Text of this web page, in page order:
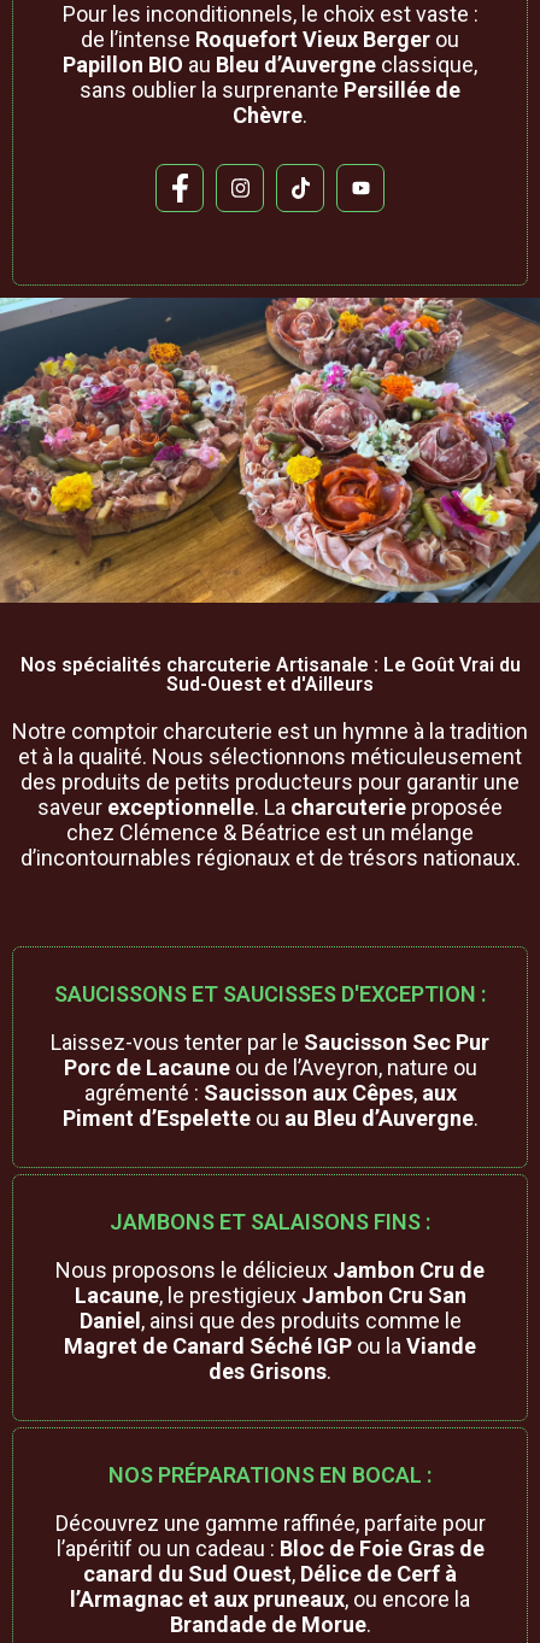
Pour les inconditionnels, le choix est vaste :
de l’intense Roquefort Vieux Berger ou
Papillon BIO au Bleu d’Auvergne classique,
sans oublier la surprenante Persillée de
Chèvre.
Nos spécialités charcuterie Artisanale : Le Goût Vrai du
Sud-Ouest et d'Ailleurs
Notre comptoir charcuterie est un hymne à la tradition
et à la qualité. Nous sélectionnons méticuleusement
des produits de petits producteurs pour garantir une
saveur exceptionnelle. La charcuterie proposée
chez Clémence & Béatrice est un mélange
d’incontournables régionaux et de trésors nationaux.
SAUCISSONS ET SAUCISSES D'EXCEPTION :
Laissez-vous tenter par le Saucisson Sec Pur
Porc de Lacauneou de l’Aveyron, nature ou
agrémenté : Saucisson aux Cêpes, aux
Piment d’Espeletteou au Bleu d’Auvergne.
JAMBONS ET SALAISONS FINS :
Nous proposons le délicieux Jambon Cru de
Lacaune, le prestigieux Jambon Cru San
Daniel , ainsi que des produits comme le
Magret de Canard Séché IGP ou la Viande
des Grisons.
NOS PRÉPARATIONS EN BOCAL :
Découvrez une gamme raffinée, parfaite pour
l’apéritif ou un cadeau : Bloc de Foie Gras de
canard du Sud Ouest, Délice de Cerf à
l’Armagnac et aux pruneaux, ou encore la
Brandade de Morue.